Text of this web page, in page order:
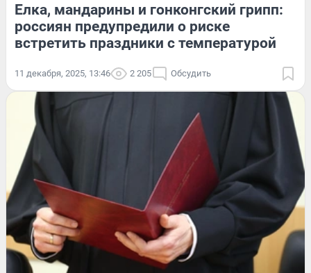
Елка, мандарины и гонконгский грипп:
россиян предупредили о риске
встретить праздники с температурой
11 декабря, 2025, 13:46 2 205 Обсудить